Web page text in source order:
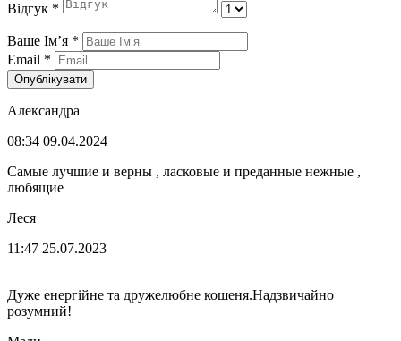
Відгук *
Ваше Імʼя *
Email *
Опублікувати
Александра
08:34 09.04.2024
Самые лучшие и верны , ласковые и преданные нежные ,
любящие
Леся
11:47 25.07.2023
Дуже енергійне та дружелюбне кошеня.Надзвичайно
розумний!